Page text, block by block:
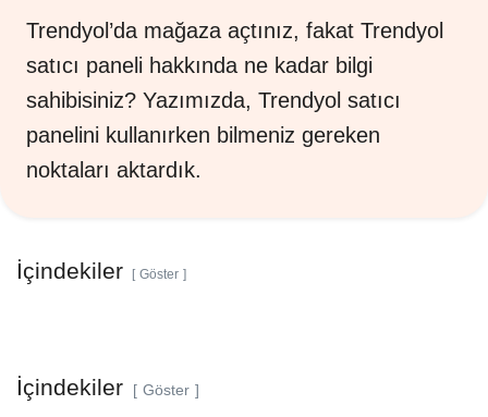
Trendyol’da mağaza açtınız, fakat Trendyol
satıcı paneli hakkında ne kadar bilgi
sahibisiniz? Yazımızda, Trendyol satıcı
panelini kullanırken bilmeniz gereken
noktaları aktardık.
İçindekiler Göster
İçindekiler Göster